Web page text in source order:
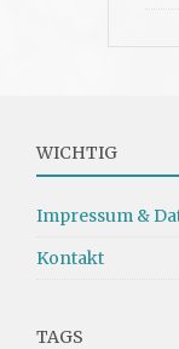
WICHTIG
Impressum &
Kontakt
TAGS